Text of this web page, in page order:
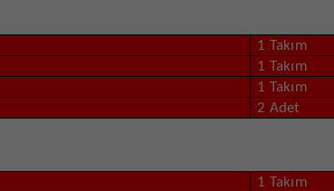
1 Takım
1 Takım
1 Takım
2 Adet
1 Takım